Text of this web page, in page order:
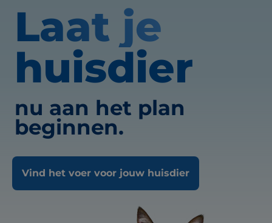
Laat je
huisdier
nu aan het plan
beginnen.
Vind het voer voor jouw huisdier